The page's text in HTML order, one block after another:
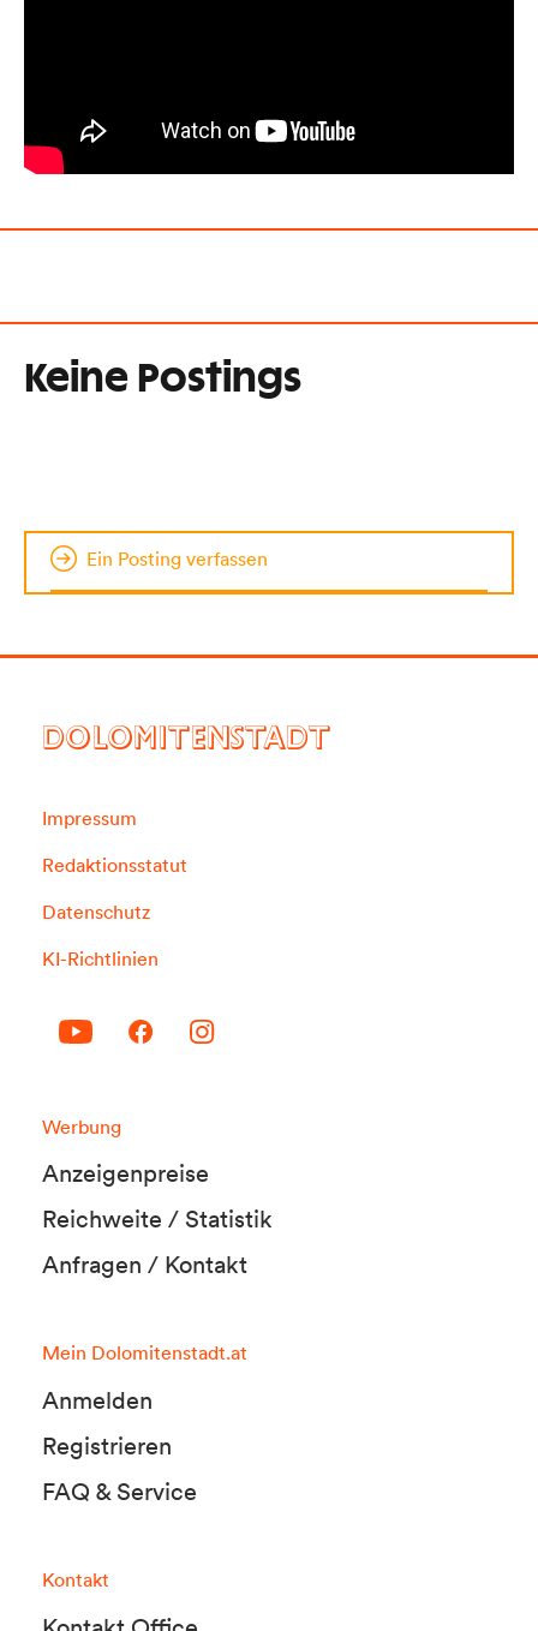
Keine Postings
Ein Posting verfassen
DOLOMITENSTADT
Impressum
Redaktionsstatut
Datenschutz
KI-Richtlinien
Werbung
Anzeigenpreise
Reichweite / Statistik
Anfragen / Kontakt
Mein Dolomitenstadt.at
Anmelden
Registrieren
FAQ & Service
Kontakt